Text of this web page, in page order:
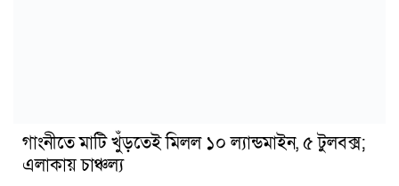
গাংনীতে মাটি খুঁড়তেই মিলল ১০ ল্যান্ডমাইন, ৫ টুলবক্স;
এলাকায় চাঞ্চল্য